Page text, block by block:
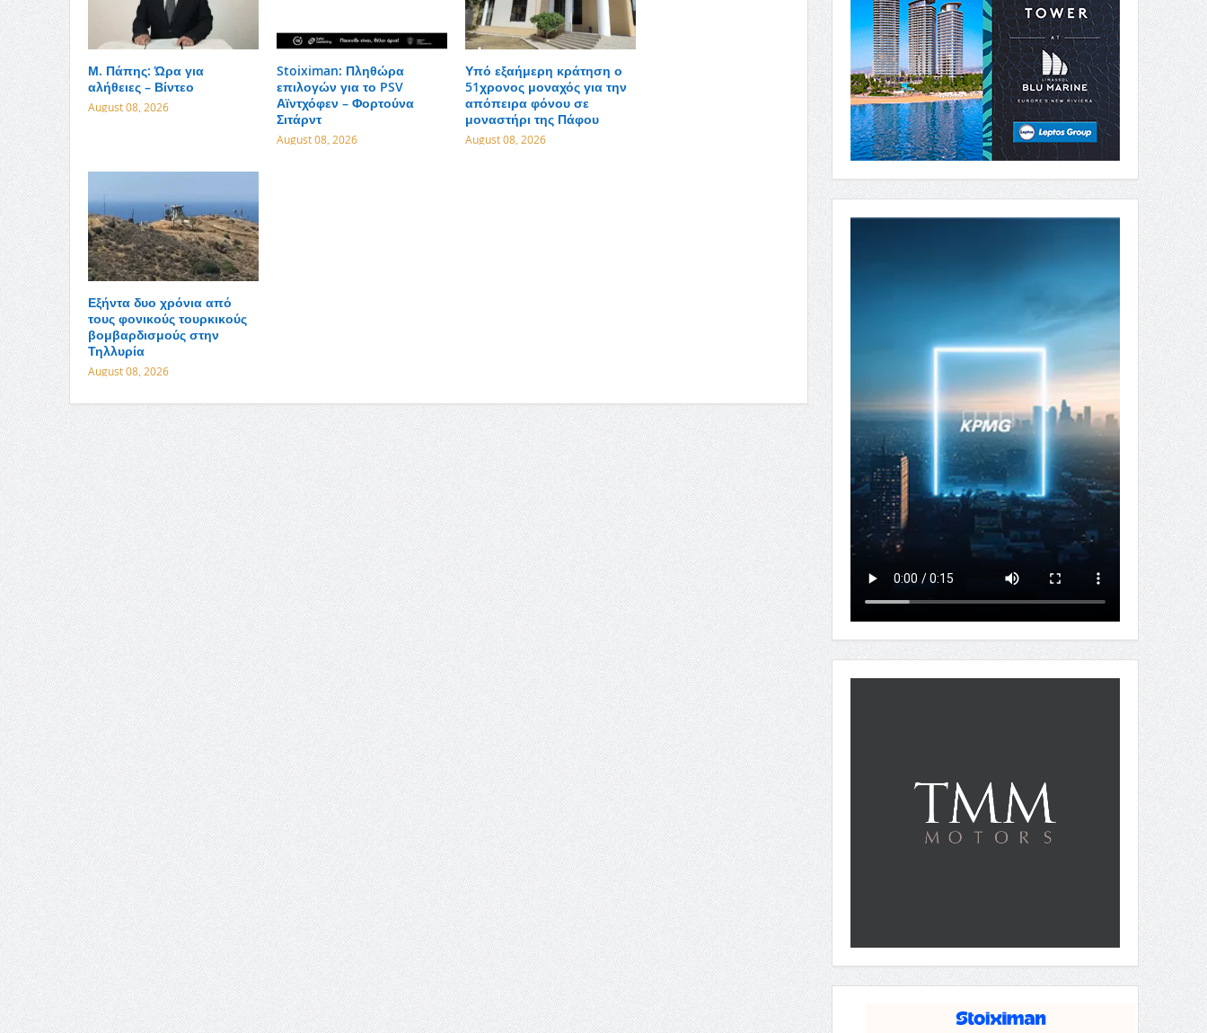
Μ. Πάπης: Ώρα για
αλήθειες – Βίντεο
August 08, 2026
Stoiximan: Πληθώρα
επιλογών για το PSV
Αϊντχόφεν – Φορτούνα
Σιτάρντ
August 08, 2026
Υπό εξαήμερη κράτηση ο
51χρονος μοναχός για την
απόπειρα φόνου σε
μοναστήρι της Πάφου
August 08, 2026
Εξήντα δυο χρόνια από
τους φονικούς τουρκικούς
βομβαρδισμούς στην
Τηλλυρία
August 08, 2026